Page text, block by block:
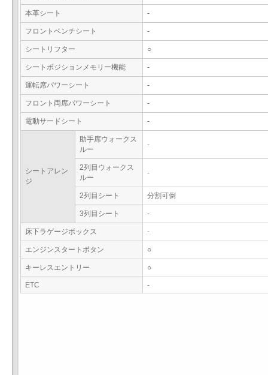
本革シート -
フロントベンチシート -
シートリフター ○
シートポジションメモリー機能 -
運転席パワーシート -
フロント両席パワーシート -
電動サードシート -
シートアレン
ジ
助手席ウォークス
ルー
-
2列目ウォークス
ルー
-
2列目シート 分割可倒
3列目シート -
床下ラゲージボックス -
エンジンスタートボタン ○
キーレスエントリー ○
ETC -